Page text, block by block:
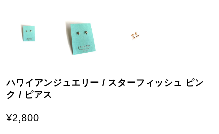
ハワイアンジュエリー / スターフィッシュ ピン
ク / ピアス
¥2,800